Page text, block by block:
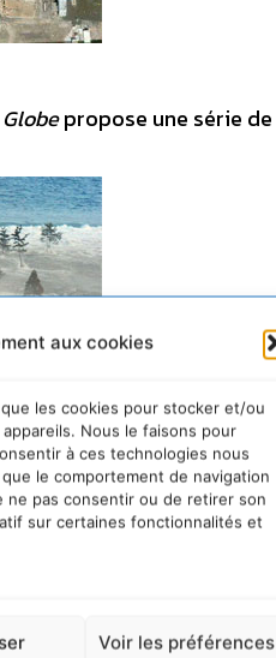
aux cookies
les cookies pour stocker et/ou
Nous le faisons pour
à ces technologies nous
le comportement de navigation
ne pas consentir ou de retirer son
sur certaines fonctionnalités et
Voir les préférences
propose une série de
(en anglais) :